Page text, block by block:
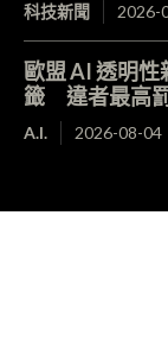
科技新聞 2026-
歐盟 AI 透明
籤 違者最高
A.I. 2026-08-04